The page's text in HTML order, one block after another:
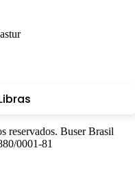
reservados. Buser Brasil
0001-81